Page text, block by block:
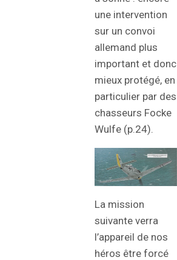
une intervention
sur un convoi
allemand plus
important et donc
mieux protégé, en
particulier par des
chasseurs Focke
Wulfe (p.24).
La mission
suivante verra
l’appareil de nos
héros être forcé